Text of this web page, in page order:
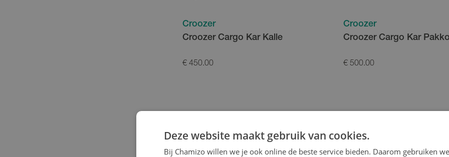
Croozer
Croozer Cargo Kar Kalle
€ 450.00
Croozer
Croozer Cargo Kar
€ 500.00
Deze website maakt gebruik van cookies.
Bij Chamizo willen we je ook online de beste service bieden. Daarom gebruiken